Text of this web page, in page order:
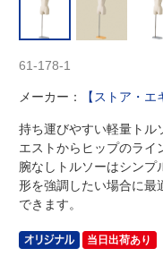
61-178-1
メーカー： 【ストア・
持ち運びやすい軽量トル
エストからヒップのライ
腕なしトルソーはシンプ
形を強調したい場合に最
できます。
当日出荷あり